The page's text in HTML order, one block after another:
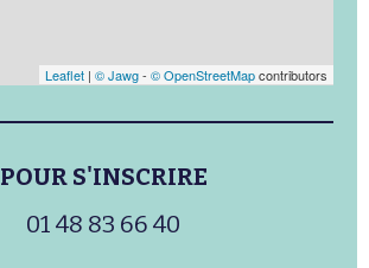
Leaflet | © Jawg- © OpenStreetMapcontributors
POUR S'INSCRIRE
01 48 83 66 40